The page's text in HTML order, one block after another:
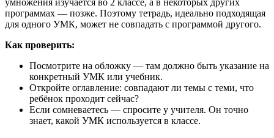
умножения изучается во 2 классе, а в некоторых других
программах — позже. Поэтому тетрадь, идеально подходящая
для одного УМК, может не совпадать с программой другого.
Как проверить:
Посмотрите на обложку — там должно быть указание на
конкретный УМК или учебник.
Откройте оглавление: совпадают ли темы с теми, что
ребёнок проходит сейчас?
Если сомневаетесь — спросите у учителя. Он точно
знает, какой УМК используется в классе.